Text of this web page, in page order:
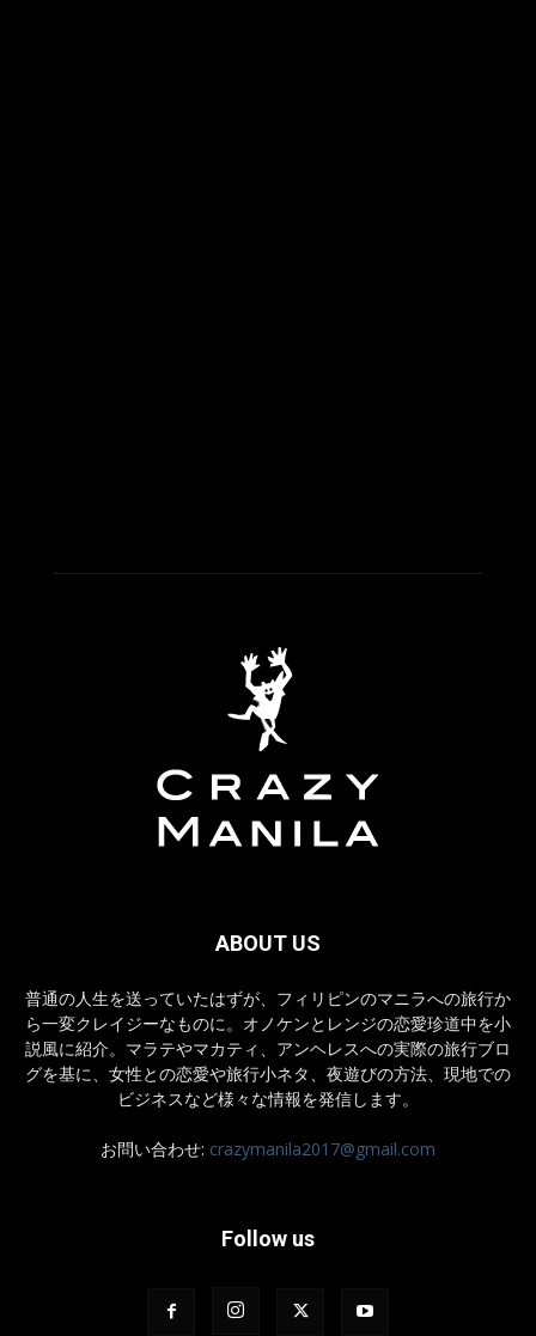
ABOUT US
普通の人生を送っていたはずが、フィリピンのマニラへの旅行か
ら一変クレイジーなものに。オノケンとレンジの恋愛珍道中を小
説風に紹介。マラテやマカティ、アンヘレスへの実際の旅行ブロ
グを基に、女性との恋愛や旅行小ネタ、夜遊びの方法、現地での
ビジネスなど様々な情報を発信します。
お問い合わせ: crazymanila2017@gmail.com
Follow us